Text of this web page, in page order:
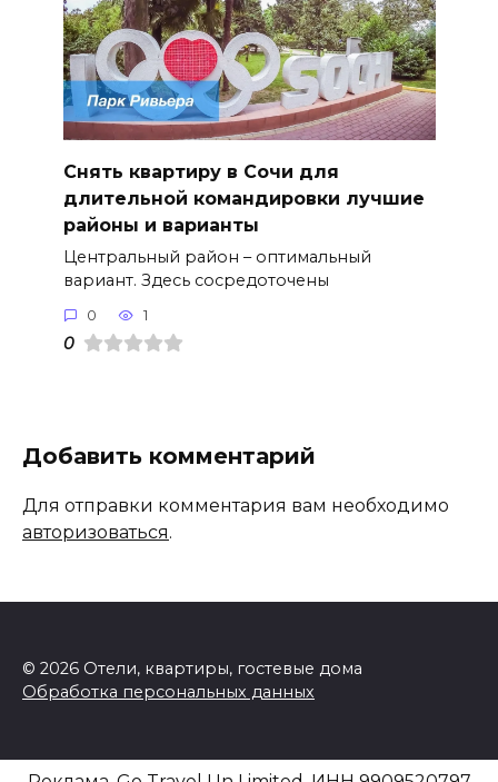
Снять квартиру в Сочи для
длительной командировки лучшие
районы и варианты
Центральный район – оптимальный
вариант. Здесь сосредоточены
0 1
0
Добавить комментарий
Для отправки комментария вам необходимо
авторизоваться.
© 2026 Отели, квартиры, гостевые дома
Обработка персональных данных